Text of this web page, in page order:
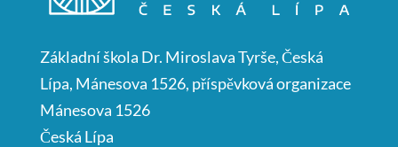
Základní škola Dr. Miroslava Tyrše, Česká
Lípa, Mánesova 1526, příspěvková organizace
Mánesova 1526
Česká Lípa